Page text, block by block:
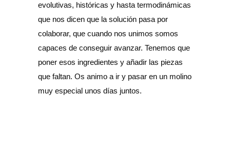
evolutivas, históricas y hasta termodinámicas
que nos dicen que la solución pasa por
colaborar, que cuando nos unimos somos
capaces de conseguir avanzar. Tenemos que
poner esos ingredientes y añadir las piezas
que faltan. Os animo a ir y pasar en un molino
muy especial unos días juntos.